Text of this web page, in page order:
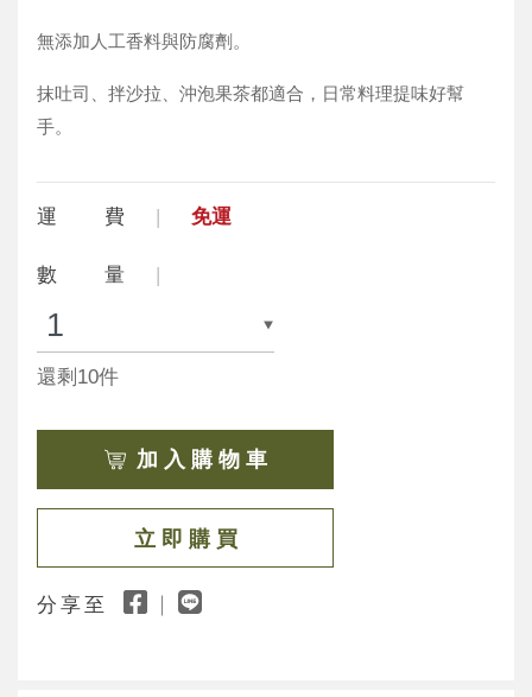
無添加人工香料與防腐劑。
抹吐司、拌沙拉、沖泡果茶都適合，日常料理提味好幫
手。
運 費 免運
數 量
還剩10件
加 入 購 物 車
立 即 購 買
分享至